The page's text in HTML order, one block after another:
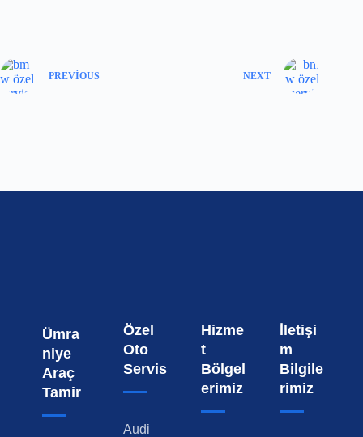
PREVIOUS NEXT
Ümra
niye
Araç
Tamir
Özel
Oto
Servis
Audi
Hizme
t
Bölgel
erimiz
İletişi
m
Bilgile
rimiz